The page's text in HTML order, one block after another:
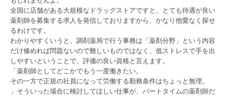
全国に店舗がある大規模なドラッグストアですと、とても待遇が良い
薬剤師を募集する求人を発信しておりますから、かなり他愛なく探せ
るわけです。
わかりやすくいうと、調剤薬局で行う事務は「薬剤分野」という内容
だけ修めれば問題ないので難しいものではなく、低ストレスで手を出
しやすいということで、評価の良い資格と言えます。
「薬剤師としてどこかでもう一度働きたい。
その一方で正規の社員になって労働する勤務条件はちょっと無理。
」そういった場合に検討してほしい仕事が、パートタイムの薬剤師だ